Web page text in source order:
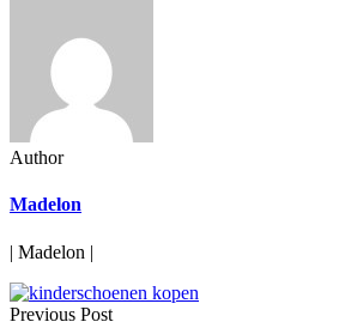
Author
Madelon
| Madelon |
Previous Post